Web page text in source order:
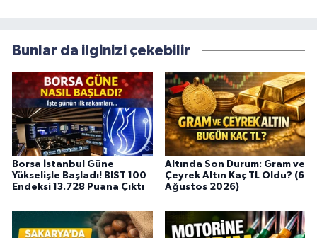
Bunlar da ilginizi çekebilir
Borsa İstanbul Güne
Yükselişle Başladı! BIST 100
Endeksi 13.728 Puana Çıktı
Altında Son Durum: Gram ve
Çeyrek Altın Kaç TL Oldu? (6
Ağustos 2026)